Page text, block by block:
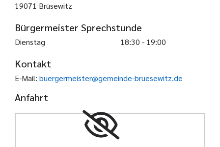
19071 Brüsewitz
Bürgermeister Sprechstunde
Dienstag 18:30 - 19:00
Kontakt
E-Mail: buergermeister@gemeinde-bruesewitz.de
Anfahrt